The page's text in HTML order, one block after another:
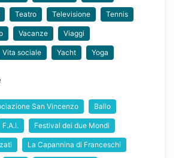
Teatro Televisione Tennis
Vacanze Viaggi
Vita sociale Yacht Yoga
San Vincenzo Ballo
F.A.I. Festival dei due Mondi
La Capannina di Franceschi